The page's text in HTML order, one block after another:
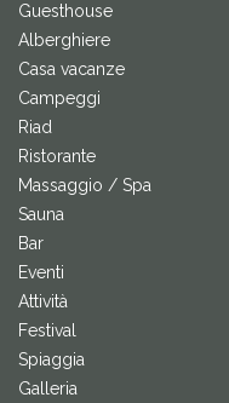
Guesthouse
Alberghiere
Casa vacanze
Campeggi
Riad
Ristorante
Massaggio / Spa
Sauna
Bar
Eventi
Attività
Festival
Spiaggia
Galleria